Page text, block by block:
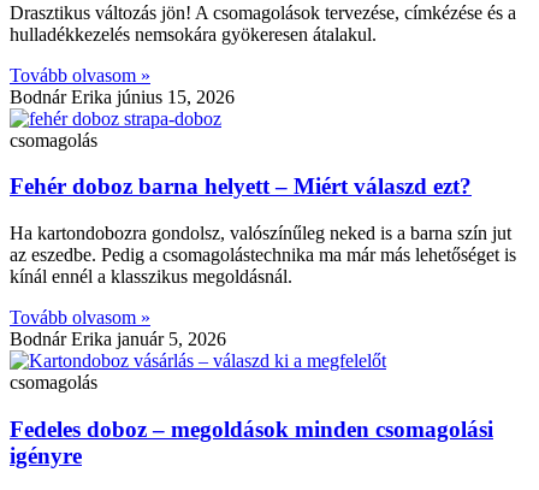
Drasztikus változás jön! A csomagolások tervezése, címkézése és a
hulladékkezelés nemsokára gyökeresen átalakul.
Tovább olvasom »
Bodnár Erika június 15, 2026
csomagolás
Fehér doboz barna helyett – Miért válaszd ezt?
Ha kartondobozra gondolsz, valószínűleg neked is a barna szín jut
az eszedbe. Pedig a csomagolástechnika ma már más lehetőséget is
kínál ennél a klasszikus megoldásnál.
Tovább olvasom »
Bodnár Erika január 5, 2026
csomagolás
Fedeles doboz – megoldások minden csomagolási
igényre